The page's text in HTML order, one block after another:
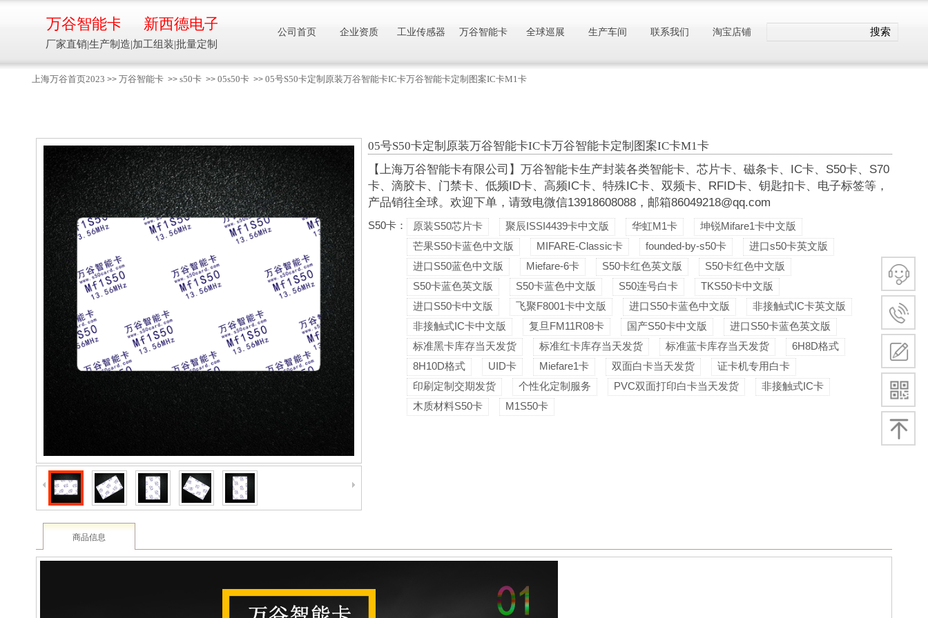
上海万谷首页2023 >> 万谷智能卡 >> s50卡 >> 05s50卡 >> 05号S50卡定制原装万谷智能卡IC卡万谷智能卡定制图案IC卡M1卡
05号S50卡定制原装万谷智能卡IC卡万谷智能卡定制图案IC卡M1卡
【上海万谷智能卡有限公司】万谷智能卡生产封装各类智能卡、芯片卡、磁条卡、IC卡、S50卡、S70
卡、滴胶卡、门禁卡、低频ID卡、高频IC卡、特殊IC卡、双频卡、RFID卡、钥匙扣卡、电子标签等，
产品销往全球。欢迎下单，请致电微信13918608088，邮箱86049218@qq.com
S50卡： 原装S50芯片卡 聚辰ISSI4439卡中文版 华虹M1卡
坤锐Mifare1卡中文版
芒果S50卡蓝色中文版
MIFARE-Classic卡 founded-by-s50卡
进口s50卡英文版
进口S50蓝色中文版
Miefare-6卡 S50卡红色英文版
S50卡红色中文版
S50卡蓝色英文版
S50卡蓝色中文版 S50连号白卡
TKS50卡中文版
进口S50卡中文版
飞聚F8001卡中文版 进口S50卡蓝色中文版
非接触式IC卡英文版
非接触式IC卡中文版
复旦FM11R08卡 国产S50卡中文版
进口S50卡蓝色英文版
标准黑卡库存当天发货
标准红卡库存当天发货 标准蓝卡库存当天发货
6H8D格式
8H10D格式
UID卡 Miefare1卡 双面白卡当天发货
证卡机专用白卡
印刷定制交期发货
个性化定制服务 PVC双面打印白卡当天发货
非接触式IC卡
木质材料S50卡
M1S50卡
商品信息
新西德电子
厂家直销|生产制造|加工组装|批量定制
万谷智能卡/新西德
电子
生产制造加工组装智能卡流量压力温度液
位设备
13918608088/
137016
2003 - 2022 / 19年
www.61588.com
万谷智能卡 公司首页 企业资质 工业传感器 万谷智能卡 全球巡展 生产车间 联系我们 淘宝店铺 搜索